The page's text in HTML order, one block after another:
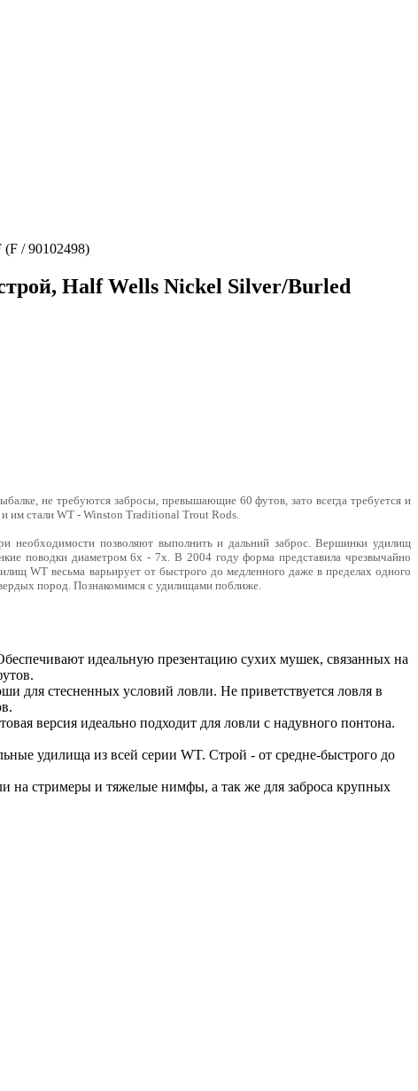
/ 90102498)
Half Wells Nickel Silver/Burled
не требуются забросы, превышающие 60 футов, зато всегда требуется и
им стали WT - Winston Traditional Trout Rods.
необходимости позволяют выполнить и дальний заброс. Вершинки удилищ
поводки диаметром 6х - 7х. В 2004 году форма представила чрезвычайно
WT весьма варьирует от быстрого до медленного даже в пределах одного
пород. Познакомимся с удилищами поближе.
идеальную презентацию сухих мушек, связанных на
для стесненных условий ловли. Не приветствуется ловля в
версия идеально подходит для ловли с надувного понтона.
удилища из всей серии WT. Строй - от средне-быстрого до
на стримеры и тяжелые нимфы, а так же для заброса крупных